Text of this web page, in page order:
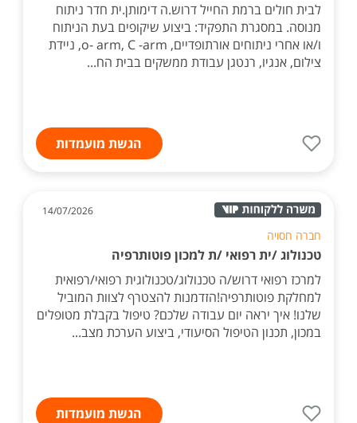
לבית חולים ברמת החייל דרוש.ה דימותן.ית חדר ניתוח
מנוסה. במסגרת התפקיד: ביצוע שיקופים בעת הניתוח
ו/או אחרי ניתוחים אורתופדיים, o- arm, C -arm, ניידת
צילום, אנגיו, רנטגן עבודת ממשקים בבית הח...
הגשת מועמדות
14/07/2026
חברה חסויה
טכנולוג /ית רפואי /ת למכון פוטותרפיה
למרכז רפואי דרוש/ה טכנולוג/טכנולוגית רפואי/רפואית
למחלקת פוטותרפיה!הזדמנות להצטרף לצוות המוביל
שלנו! איך יראה יום עבודה שלכם? טיפול בקבלת מטופלים
במכון, תכנון הטיפול הסיעודי, ביצוע הערכת מצב...
הגשת מועמדות